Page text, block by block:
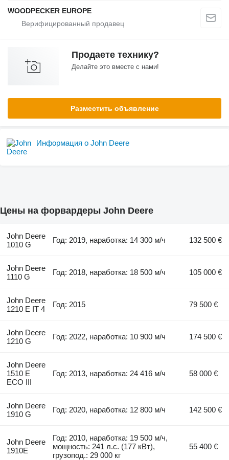
WOODPECKER EUROPE
Продаете технику?
Делайте это вместе с нами!
Разместить объявление
Информация о John Deere
Цены на форвардеры John Deere
John Deere
1010 G
Год: 2019, наработка: 14 300 м/ч 132 500 €
John Deere
1110 G
Год: 2018, наработка: 18 500 м/ч 105 000 €
John Deere
1210 E IT 4
Год: 2015 79 500 €
John Deere
1210 G
Год: 2022, наработка: 10 900 м/ч 174 500 €
John Deere
1510 E
ECO III
Год: 2013, наработка: 24 416 м/ч 58 000 €
John Deere
1910 G
Год: 2020, наработка: 12 800 м/ч 142 500 €
John Deere
1910E
Год: 2010, наработка: 19 500 м/ч,
мощность: 241 л.с. (177 кВт),
грузопод.: 29 000 кг
55 400 €